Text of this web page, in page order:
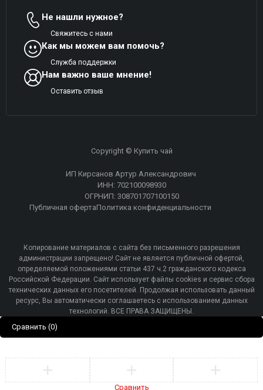
Не нашли нужное?
Свяжитесь с нами
Как мы можем вам помочь?
Служба поддержки
Нам важно ваше мнение!
Оставить отзыв
Copyright © Купить чай
ИП Кирсанов Артур Александрович
ИНН: 702100098930
ОГРНИП: 308701707100150
Публичная офертаПолитика конфиденциальности
Копирование материалов с сайта без письменного разрешения
администрации запрещено! Сайт не является публичной офертой,
определяемой положениями статьи 437 ч.2 гражданского кодекса
Российской Федерации. Сайт использует файлы cookies и сервис сбора
технических данных его посетителей. Продолжая использовать данный
ресурс, Вы автоматически соглашаетесь с использованием данных
технологий. ВСЕ ПРАВА ЗАЩИЩЕНЫ.
Сравнить (0)
Сравнить